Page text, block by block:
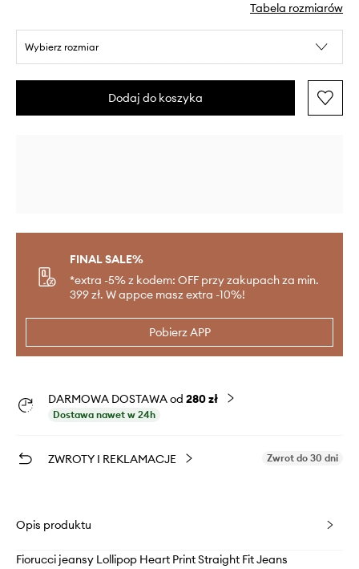
Tabela rozmiarów
Wybierz rozmiar
Dodaj do koszyka
FINAL SALE%
*extra -5% z kodem: OFF przy zakupach za min.
399 zł. W appce masz extra -10%!
Pobierz APP
DARMOWA DOSTAWA od 280 zł
Dostawa nawet w 24h
ZWROTY I REKLAMACJE Zwrot do 30 dni
Opis produktu
Fiorucci jeansy Lollipop Heart Print Straight Fit Jeans